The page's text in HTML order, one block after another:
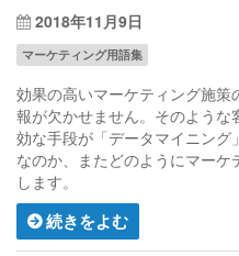
2018年11月9日
マーケティング用語集
効果の高いマーケティング施
報が欠かせません。そのよう
効な手段が「データマイニン
なのか、またどのようにマー
します。
続きをよむ